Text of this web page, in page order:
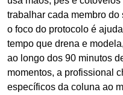
trabalhar cada membro
o foco do protocolo é
tempo que drena e
ao longo dos 90 minutos
momentos, a profissional
específicos da coluna ao